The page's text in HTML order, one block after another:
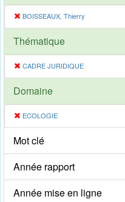
BOISSEAUX, Thierry
Thématique
CADRE JURIDIQUE
Domaine
ECOLOGIE
Mot clé
Année rapport
Année mise en ligne